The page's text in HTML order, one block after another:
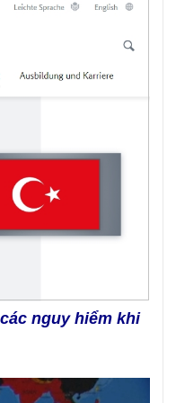
nguy hiểm khi